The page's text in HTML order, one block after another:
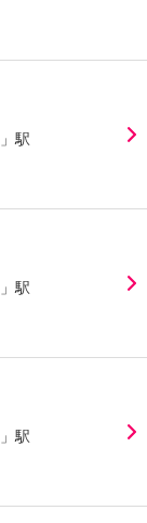
」駅
」駅
」駅